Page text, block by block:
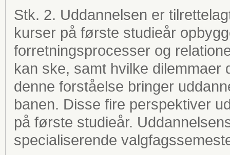
Stk. 2. Uddannelsen er
kurser på første studieår
forretningsprocesser og
kan ske, samt hvilke dilemmaer
denne forståelse bringer
banen. Disse fire perspektiver
på første studieår.
specialiserende